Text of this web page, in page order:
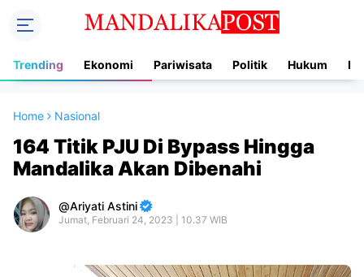
Trending Ekonomi Pariwisata Politik Hukum
Home Nasional
164 Titik PJU Di Bypass Hingga
Mandalika Akan Dibenahi
Ariyati Astini
Jumat, Februari 24, 2023 | 10.37 WIB